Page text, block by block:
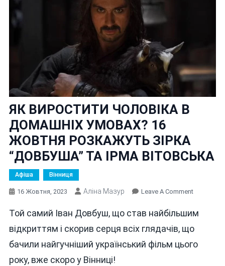
ЯК ВИРОСТИТИ ЧОЛОВІКА В
ДОМАШНІХ УМОВАХ? 16
ЖОВТНЯ РОЗКАЖУТЬ ЗІРКА
“ДОВБУША” ТА ІРМА ВІТОВСЬКА
Афіша Вінниця
16 Жовтня, 2023 Аліна Мазур Leave A CommentOn
ЧОЛОВІКА
Той самий Іван Довбуш, що став найбільшим
відкриттям і скорив серця всіх глядачів, що
бачили найгучніший український фільм цього
року, вже скоро у Вінниці!